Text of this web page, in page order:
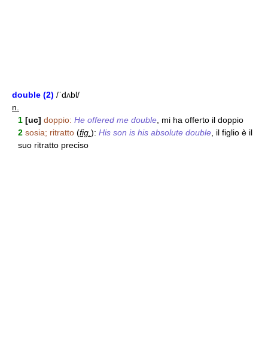
double (2) /ˈdʌbl/
n.
1 [uc] doppio: He offered me double , mi ha offerto il doppio
2 sosia; ritratto (fig. ): His son is his absolute double , il figlio è il
suo ritratto preciso